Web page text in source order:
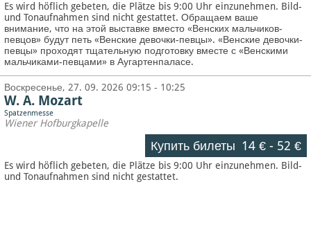
Es wird höflich gebeten, die Plätze bis 9:00 Uhr einzunehmen. Bild-
und Tonaufnahmen sind nicht gestattet.Обращаем ваше
внимание, что на этой выставке вместо «Венских мальчиков-
певцов» будут петь «Венские девочки-певцы». «Венские девочки-
певцы» проходят тщательную подготовку вместе с «Венскими
мальчиками-певцами» в Аугартенпаласе.
Воскресенье, 27. 09. 2026 09:15 - 10:25
W. A. Mozart
Spatzenmesse
Wiener Hofburgkapelle
Купить билеты 14 €- 52 €
Es wird höflich gebeten, die Plätze bis 9:00 Uhr einzunehmen. Bild-
und Tonaufnahmen sind nicht gestattet.